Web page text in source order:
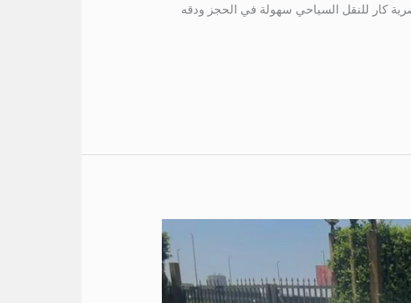
كار للنقل السياحي سهولة في الحجز ودقه